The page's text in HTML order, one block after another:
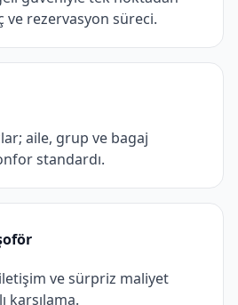
rezervasyon süreci.
aile, grup ve bagaj
standardı.
ve sürpriz maliyet
karşılama.